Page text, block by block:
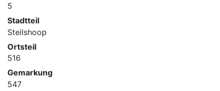
5
Stadtteil
Steilshoop
Ortsteil
516
Gemarkung
547